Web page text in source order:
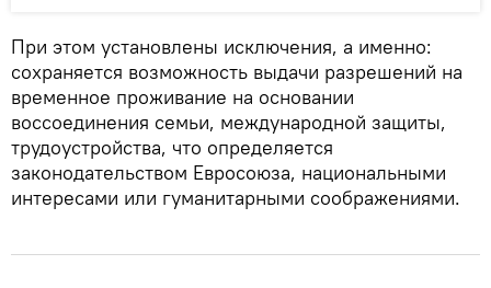
При этом установлены исключения, а именно:
сохраняется возможность выдачи разрешений на
временное проживание на основании
воссоединения семьи, международной защиты,
трудоустройства, что определяется
законодательством Евросоюза, национальными
интересами или гуманитарными соображениями.